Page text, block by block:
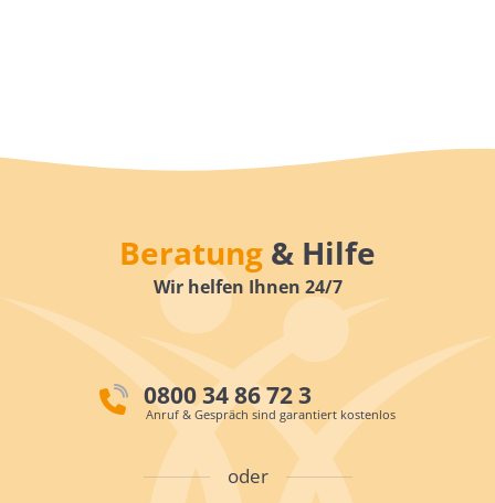
Beratung & Hilfe
Wir helfen Ihnen 24/7
0800 34 86 72 3
Anruf & Gespräch sind garantiert kostenlos
oder